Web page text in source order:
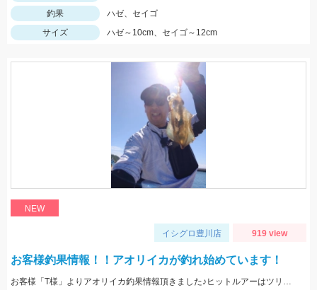
釣果
ハゼ、セイゴ
サイズ
ハゼ～10cm、セイゴ～12cm
NEW
イシグロ豊川店 919 view
お客様釣果情報！！アオリイカが釣れ始めています！
お客様「T様」よりアオリイカ釣果情報頂きました♪ヒットルアーはツリノTHEエギの２．５サイズ。5杯ほど泳いでいるイカも目撃、バラシもあったそうです。今後は三河湾内にもどんどん入ってきそうですね！